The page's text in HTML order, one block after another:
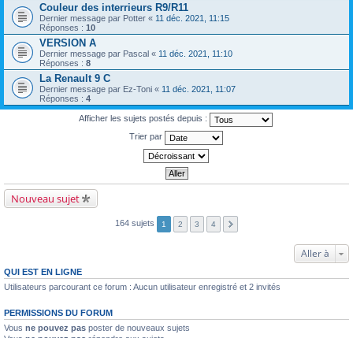
Couleur des interrieurs R9/R11
Dernier message par Potter « 11 déc. 2021, 11:15
Réponses : 10
VERSION A
Dernier message par Pascal « 11 déc. 2021, 11:10
Réponses : 8
La Renault 9 C
Dernier message par Ez-Toni « 11 déc. 2021, 11:07
Réponses : 4
Afficher les sujets postés depuis :
Trier par
Nouveau sujet
164 sujets 1 2 3 4
Aller à
QUI EST EN LIGNE
Utilisateurs parcourant ce forum : Aucun utilisateur enregistré et 2 invités
PERMISSIONS DU FORUM
Vous ne pouvez pas poster de nouveaux sujets